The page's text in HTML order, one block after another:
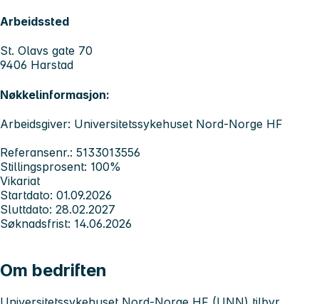
Arbeidssted
St. Olavs gate 70
9406 Harstad
Nøkkelinformasjon:
Arbeidsgiver: Universitetssykehuset Nord-Norge HF
Referansenr.: 5133013556
Stillingsprosent: 100%
Vikariat
Startdato: 01.09.2026
Sluttdato: 28.02.2027
Søknadsfrist: 14.06.2026
Om bedriften